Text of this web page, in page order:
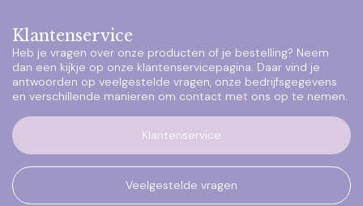
Klantenservice
Heb je vragen over onze producten of je bestelling? Neem
dan een kijkje op onze klantenservicepagina. Daar vind je
antwoorden op veelgestelde vragen, onze bedrijfsgegevens
en verschillende manieren om contact met ons op te nemen.
Klantenservice
Veelgestelde vragen